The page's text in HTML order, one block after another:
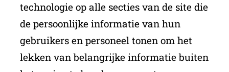
technologie op alle secties van de site die
de persoonlijke informatie van hun
gebruikers en personeel tonen om het
lekken van belangrijke informatie buiten